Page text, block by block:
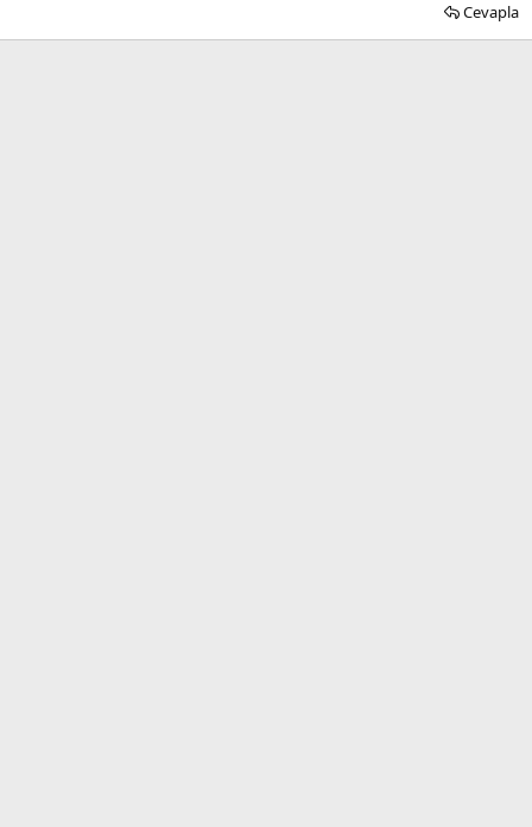
Cevapla